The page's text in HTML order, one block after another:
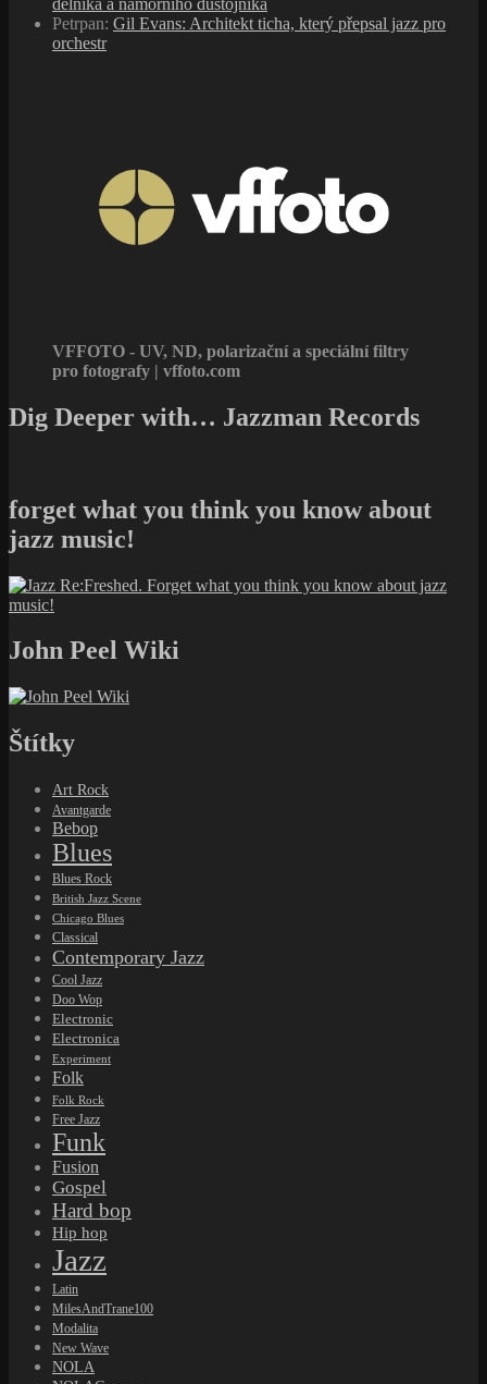
dělníka a námořního důstojníka
Petrpan: Gil Evans: Architekt ticha, který přepsal jazz pro
orchestr
VFFOTO - UV, ND, polarizační a speciální filtry
pro fotografy | vffoto.com
Dig Deeper with… Jazzman Records
forget what you think you know about
jazz music!
John Peel Wiki
Štítky
Art Rock
Avantgarde
Bebop
Blues
Blues Rock
British Jazz Scene
Chicago Blues
Classical
Contemporary Jazz
Cool Jazz
Doo Wop
Electronic
Electronica
Experiment
Folk
Folk Rock
Free Jazz
Funk
Fusion
Gospel
Hard bop
Hip hop
Jazz
Latin
MilesAndTrane100
Modalita
New Wave
NOLA